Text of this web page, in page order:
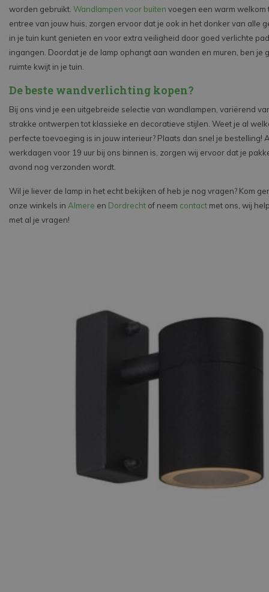
worden gebruikt. Wandlampen voor buiten voegen een warm welkom
entree van jouw huis, zorgen ervoor dat je ook in het donker van alle
in je tuin kunt genieten en voor extra veiligheid door goed verlichte
ingangen. Doordat je de lamp ophangt aan wanden en muren, ben je
ruimte kwijt in je tuin.
De beste wandverlichting kopen?
Bij ons vind je een uitgebreide selectie van wandlampen, variërend
strakke ontwerpen tot klassieke en decoratieve stijlen. Weet je al
perfecte toevoeging is in jouw interieur? Plaats dan snel je bestelling!
werkdagen voor 19 uur bij ons binnen is, zorgen wij ervoor dat je
avond nog verzonden wordt.
Wil je liever de lamp in het echt bekijken of heb je nog vragen? Kom
onze winkels in Almere en Dordrecht of neem contact met ons, wij
met al je vragen!